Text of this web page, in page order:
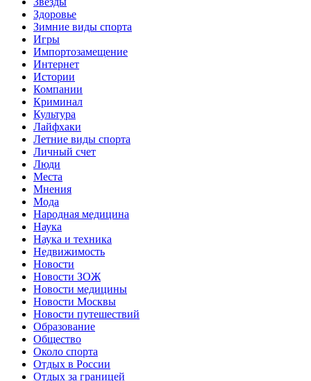
Здоровье
Зимние виды спорта
Игры
Импортозамещение
Интернет
Истории
Компании
Криминал
Культура
Лайфхаки
Летние виды спорта
Личный счет
Люди
Места
Мнения
Мода
Народная медицина
Наука
Наука и техника
Недвижимость
Новости
Новости ЗОЖ
Новости медицины
Новости Москвы
Новости путешествий
Образование
Общество
Около спорта
Отдых в России
Отдых за границей